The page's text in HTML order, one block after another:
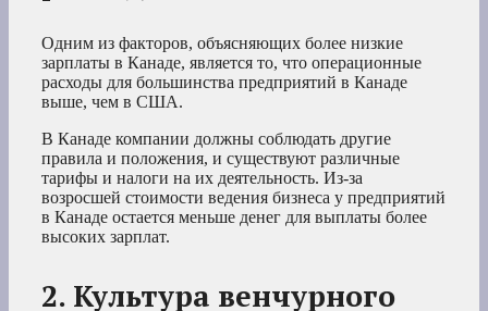
Одним из факторов, объясняющих более низкие
зарплаты в Канаде, является то, что операционные
расходы для большинства предприятий в Канаде
выше, чем в США.
В Канаде компании должны соблюдать другие
правила и положения, и существуют различные
тарифы и налоги на их деятельность. Из-за
возросшей стоимости ведения бизнеса у предприятий
в Канаде остается меньше денег для выплаты более
высоких зарплат.
2. Культура венчурного